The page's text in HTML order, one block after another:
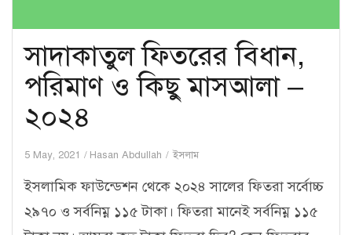
সাদাকাতুল ফিতরের বিধান,
পরিমাণ ও কিছু মাসআলা –
২০২৪
5 May, 2021 Hasan Abdullah ইসলাম
ইসলামিক ফাউন্ডেশন থেকে ২০২৪ সালের ফিতরা সর্বোচ্চ
২৯৭০ ও সর্বনিম্ন ১১৫ টাকা। ফিতরা মানেই সর্বনিম্ন ১১৫